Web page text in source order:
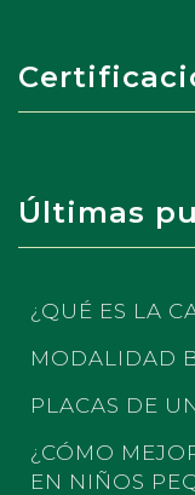
Últimas
¿QUÉ ES LA
MODALIDAD
PLACAS DE
¿CÓMO
EN NIÑOS